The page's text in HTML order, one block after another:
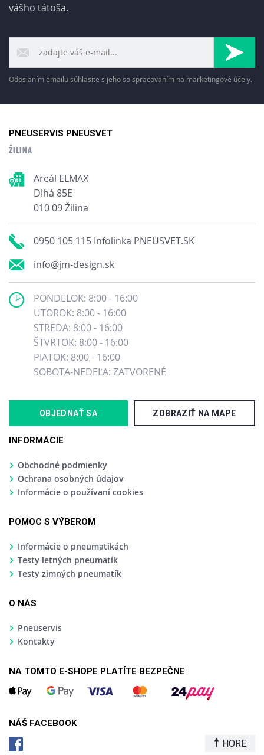
vášho tátoša.
Odoslaním emailu súhlasíte s jeho so spracovaním na marketingové účely.
PNEUSERVIS PNEUSVET
ŽILINA
Areál ELMAX
Dlhá 85E
010 09 Žilina
0950 105 115 Infolinka PNEUSVET.SK
info@jm-design.sk
PONDELOK: 8:00 - 16:00
UTOROK: 8:00 - 16:00
STREDA: 8:00 - 16:00
ŠTVRTOK: 8:00 - 16:00
PIATOK: 8:00 - 16:00
SOBOTA-NEDEĽA: ZATVORENÉ
OBJEDNAŤ SA ZOBRAZIŤ NA MAPE
INFORMÁCIE
Obchodné podmienky
Ochrana osobných údajov
Informácie o používaní cookies
POMOC S VÝBEROM
Informácie o pneumatikách
Testy letných pneumatík
Testy zimných pneumatík
O NÁS
Pneuservis
Kontakty
NA TOMTO E-SHOPE PLATÍTE BEZPEČNE
NÁŠ FACEBOOK
HORE